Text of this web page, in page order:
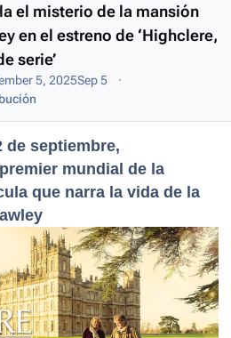
el misterio de la mansión
en el estreno de ‘Highclere,
serie’
5, 2025Sep 5
de septiembre,
mundial de la
que narra la vida de la